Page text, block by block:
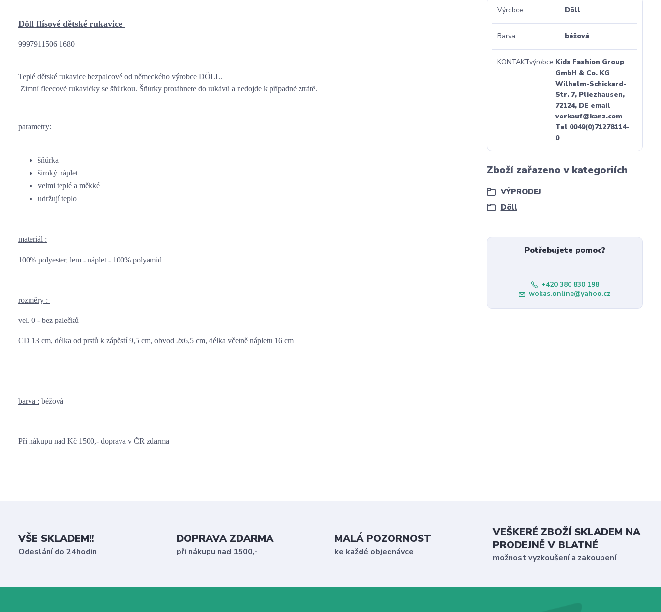
Döll flísové dětské rukavice
9997911506 1680
Teplé dětské rukavice bezpalcové od německého výrobce DÖLL.
Zimní fleecové rukavičky se šňůrkou. Šňůrky protáhnete do rukávů a nedojde k případné ztrátě.
parametry:
šňůrka
široký náplet
velmi teplé a měkké
udržují teplo
materiál :
100% polyester, lem - náplet - 100% polyamid
rozměry :
vel. 0 - bez palečků
CD 13 cm, délka od prstů k zápěstí 9,5 cm, obvod 2x6,5 cm, délka včetně nápletu 16 cm
barva : béžová
Při nákupu nad Kč 1500,- doprava v ČR zdarma
Výrobce Döll
Barva béžová
KONTAKTvýrobce Kids Fashion Group
GmbH & Co. KG
Wilhelm-Schickard-
Str. 7, Pliezhausen,
72124, DE email
verkauf@kanz.com
Tel 0049(0)71278114-
0
Zboží zařazeno v kategoriích
VÝPRODEJ
Döll
Potřebujete pomoc?
+420 380 830 198
wokas.online@yahoo.cz
VŠE SKLADEM!!
Odeslání do 24hodin
DOPRAVA ZDARMA
při nákupu nad 1500,-
MALÁ POZORNOST
ke každé objednávce
VEŠKERÉ ZBOŽÍ SKLADEM NA
PRODEJNĚ V BLATNÉ
možnost vyzkoušení a zakoupení